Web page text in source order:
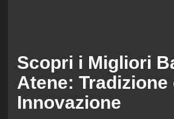
Scopri i Migliori
Atene: Tradizione
Innovazione